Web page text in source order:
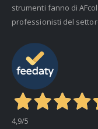
strumenti fanno di
professionisti del
4,9/5